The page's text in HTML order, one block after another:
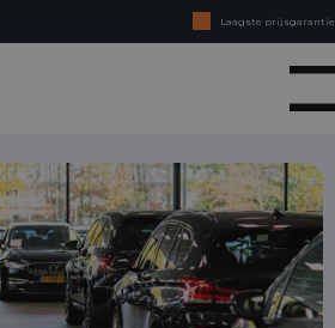
Laagste prijsgarantie
Online kopen, niet goed geld terug
Financial lease - Soepele acceptatie